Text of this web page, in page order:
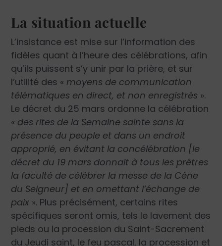
La situation actuelle
L’insistance est mise sur l’information des
fidèles quant à l’heure des célébrations, afin
qu’ils puissent s’y unir par la prière, et sur
l’utilité des « moyens de communication
télématiques en direct, et non enregistrés ».
Le décret du 25 mars ordonne la célébration
« des rites de la Semaine sainte sans la
présence du peuple et dans un endroit
approprié, en évitant la concélébration [le
décret du 19 mars donnait à tous les prêtres
la faculté de célébrer la messe de la Cène
du Seigneur] et en omettant l’échange de
paix ». Plus précisément, certains rites
spécifiques seront omis, tels le lavement des
pieds ou la procession du Saint-Sacrement
du Jeudi saint, le feu pascal, la procession et